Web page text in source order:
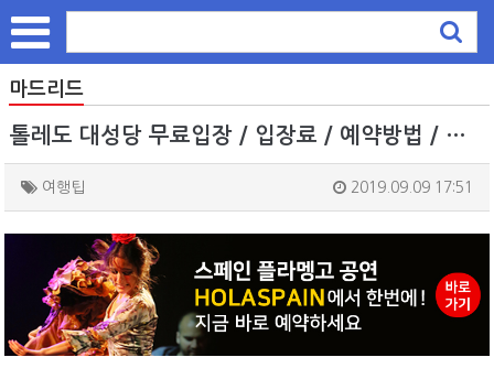
마드리드
톨레도 대성당 무료입장 / 입장료 / 예약방법 / 가는법
여행팁 2019.09.09 17:51